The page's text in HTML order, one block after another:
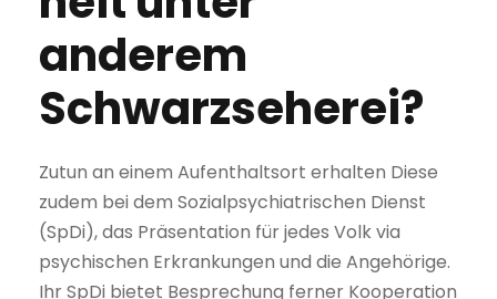
anderem
Schwarzseherei?
Zutun an einem Aufenthaltsort erhalten Diese
zudem bei dem Sozialpsychiatrischen Dienst
(SpDi), das Präsentation für jedes Volk via
psychischen Erkrankungen und die Angehörige.
Ihr SpDi bietet Besprechung ferner Kooperation